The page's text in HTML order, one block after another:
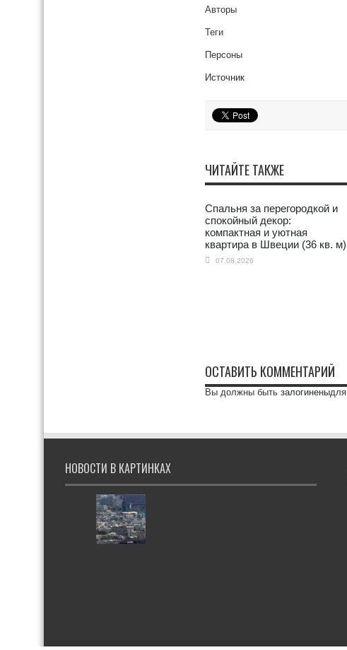
Авторы
Теги
Персоны
Источник
ЧИТАЙТЕ ТАКЖЕ
Спальня за перегородкой и
спокойный декор:
компактная и уютная
квартира в Швеции (36 кв. м)
07.08.2026
ОСТАВИТЬ КОММЕНТАРИЙ
Вы должны быть залогинены
НОВОСТИ В КАРТИНКАХ